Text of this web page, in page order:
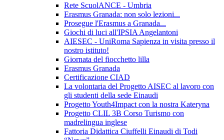
Rete ScuolANCE - Umbria
Erasmus Granada: non solo lezioni...
Prosegue l'Erasmus a Granada...
Giochi di luci all'IPSIA Angelantoni
AIESEC - UniRoma Sapienza in visita presso il
nostro istituto!
Giornata del fiocchetto lilla
Erasmus Granada
Certificazione CIAD
La volontaria del Progetto AISEC al lavoro con
gli studenti della sede Einaudi
Progetto Youth4Impact con la nostra Kateryna
Progetto CLIL 3B Corso Turismo con
madrelingua inglese
Fattoria Didattica Ciuffelli Einaudi di Todi